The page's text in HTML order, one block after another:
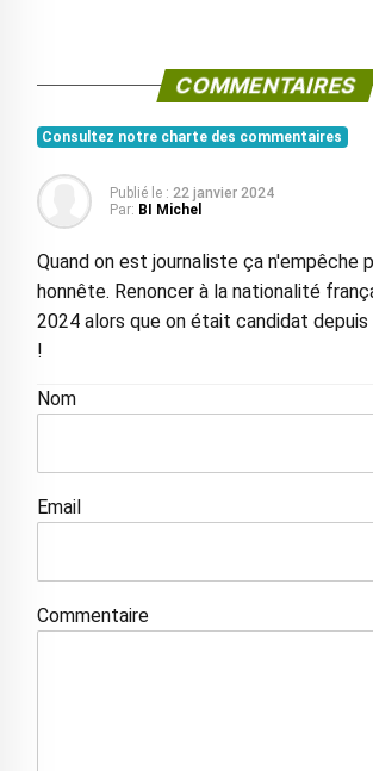
COMMENTAIRES
Consultez notre charte des commentaires
Publié le : 22 janvier 2024
Par: BI Michel
Quand on est journaliste ça n'empêche
honnête. Renoncer à la nationalité
2024 alors que on était candidat depuis
!
Nom
Email
Commentaire